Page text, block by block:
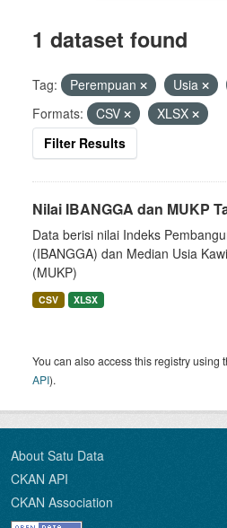
1 dataset found
Tag: Perempuan Usia
Formats:
CSV
XLSX
Filter Results
Nilai IBANGGA dan MUKP
Data berisi nilai Indeks
(IBANGGA) dan Median Usia
(MUKP)
CSV XLSX
You can also access this registry using
API).
About Satu Data
CKAN API
CKAN Association